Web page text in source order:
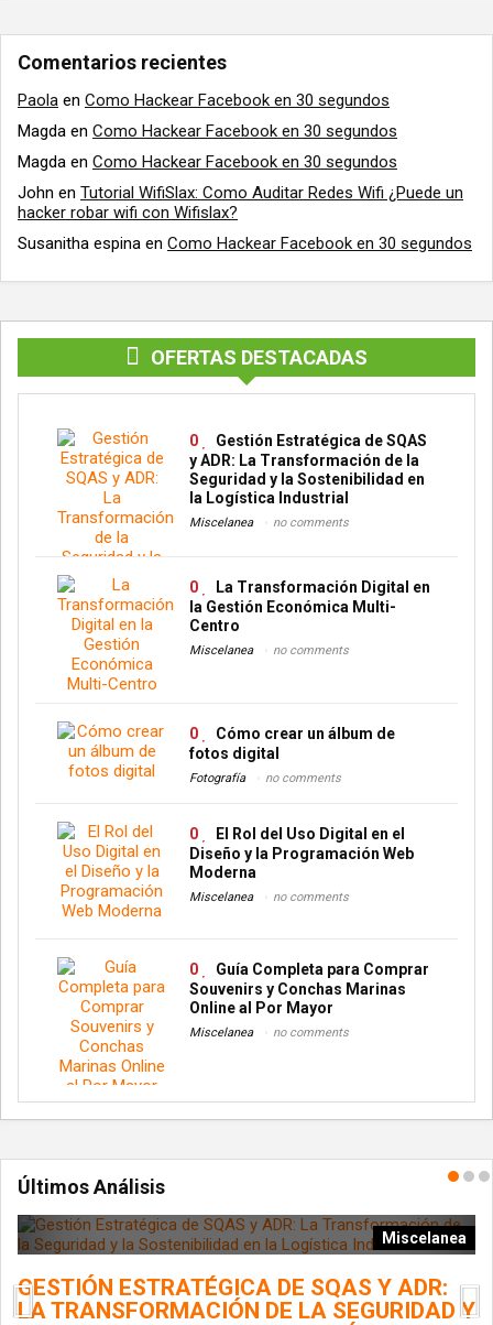
Comentarios recientes
Paola en Como Hackear Facebook en 30 segundos
Magda en Como Hackear Facebook en 30 segundos
Magda en Como Hackear Facebook en 30 segundos
John en Tutorial WifiSlax: Como Auditar Redes Wifi ¿Puede un
hacker robar wifi con Wifislax?
Susanitha espina en Como Hackear Facebook en 30 segundos
OFERTAS DESTACADAS
0
Gestión Estratégica de SQAS
y ADR: La Transformación de la
Seguridad y la Sostenibilidad en
la Logística Industrial
Miscelanea no comments
0
La Transformación Digital en
la Gestión Económica Multi-
Centro
Miscelanea no comments
0
Cómo crear un álbum de
fotos digital
Fotografía no comments
0
El Rol del Uso Digital en el
Diseño y la Programación Web
Moderna
Miscelanea no comments
0
Guía Completa para Comprar
Souvenirs y Conchas Marinas
Online al Por Mayor
Miscelanea no comments
Últimos Análisis
Miscelanea
GESTIÓN ESTRATÉGICA DE SQAS Y ADR:
LA TRANSFORMACIÓN DE LA SEGURIDAD Y